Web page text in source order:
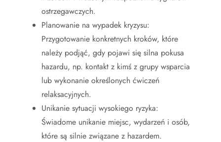
ostrzegawczych.
Planowanie na wypadek kryzysu:
Przygotowanie konkretnych kroków, które
należy podjąć, gdy pojawi się silna pokusa
hazardu, np. kontakt z kimś z grupy wsparcia
lub wykonanie określonych ćwiczeń
relaksacyjnych.
Unikanie sytuacji wysokiego ryzyka:
Świadome unikanie miejsc, wydarzeń i osób,
które są silnie związane z hazardem.